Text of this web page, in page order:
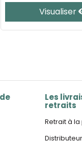
Visualiser
Les
retraits
Retrait à
Distributeur